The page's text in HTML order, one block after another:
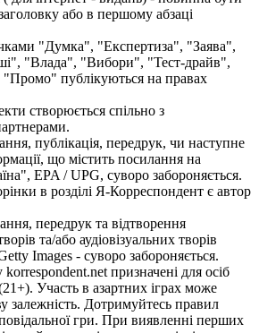
або в першому абзаці
"Думка", "Експертиза", "Заява",
"Влада", "Вибори", "Тест-драйв",
публікуються на правах
створюється спільно з
публікація, передрук, чи наступне
що містить посилання на
EPA / UPG, суворо забороняється.
в розділі Я-Корреспондент є автор
передрук та відтворення
та/або аудіовізуальних творів
Images - суворо забороняється.
призначені для осіб
Участь в азартних іграх може
залежність. Дотримуйтесь правил
гри. При виявленні перших